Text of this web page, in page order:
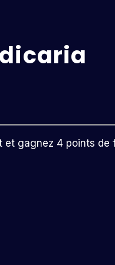
gagnez 4 points de